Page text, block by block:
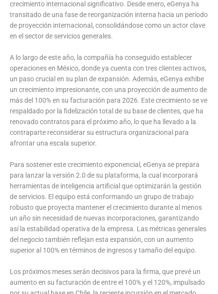
crecimiento internacional significativo. Desde enero, eGenya ha
transitado de una fase de reorganización interna hacia un período
de proyección internacional, consolidándose como un actor clave
en el sector de servicios generales.
A lo largo de este año, la compañía ha conseguido establecer
operaciones en México, donde ya cuenta con tres clientes activos,
un paso crucial en su plan de expansión. Además, eGenya exhibe
un crecimiento impresionante, con una proyección de aumento de
más del 100% en su facturación para 2026. Este crecimiento se ve
respaldado por la fidelización total de su base de clientes, que ha
renovado contratos para el próximo año, lo que ha llevado a la
contraparte reconsiderar su estructura organizacional para
afrontar una escala superior.
Para sostener este crecimiento exponencial, eGenya se prepara
para lanzar la versión 2.0 de su plataforma, la cual incorporará
herramientas de inteligencia artificial que optimizarán la gestión
de servicios. El equipo está conformando un grupo de trabajo
robusto que proyecta mantener el crecimiento durante al menos
un año sin necesidad de nuevas incorporaciones, garantizando
así la estabilidad operativa de la empresa. Las métricas generales
del negocio también reflejan esta expansión, con un aumento
superior al 100% en términos de ingresos y tamaño del equipo.
Los próximos meses serán decisivos para la firma, que prevé un
aumento en su facturación de entre el 100% y el 120%, impulsado